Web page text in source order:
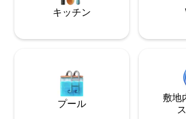
キッチン
プール
敷地